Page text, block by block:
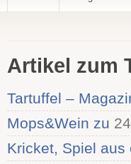
Artikel zum
Tartuffel –
Mops&Wein zu
Kricket, Spiel aus